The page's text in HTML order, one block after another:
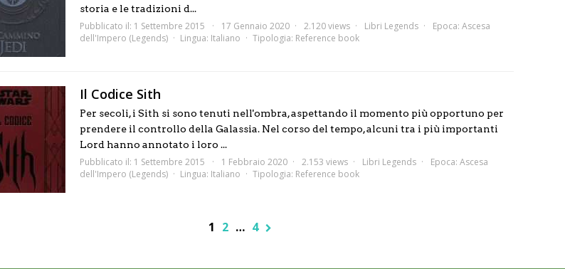
storia e le tradizioni d...
Pubblicato il: 1 Settembre 2015 17 Gennaio 2020 2.120 views Libri Legends Epoca: Ascesa
dell'Impero (Legends)
Lingua: Italiano Tipologia: Reference book
Il Codice Sith
Per secoli, i Sith si sono tenuti nell'ombra, aspettando il momento più opportuno per
prendere il controllo della Galassia. Nel corso del tempo, alcuni tra i più importanti
Lord hanno annotato i loro ...
Pubblicato il: 1 Settembre 2015 1 Febbraio 2020 2.153 views Libri Legends Epoca: Ascesa
dell'Impero (Legends)
Lingua: Italiano Tipologia: Reference book
1 2 … 4